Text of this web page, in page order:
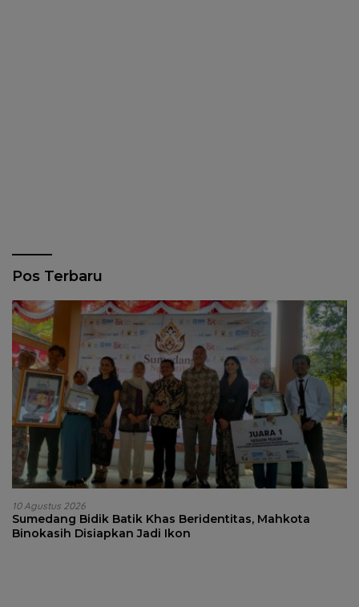
Pos Terbaru
10 Agustus 2026
Sumedang Bidik Batik Khas Beridentitas, Mahkota
Binokasih Disiapkan Jadi Ikon